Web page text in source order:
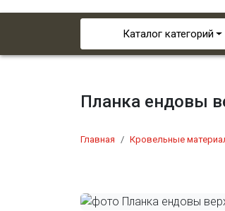
Каталог категорий
Планка ендовы
Главная Кровельные